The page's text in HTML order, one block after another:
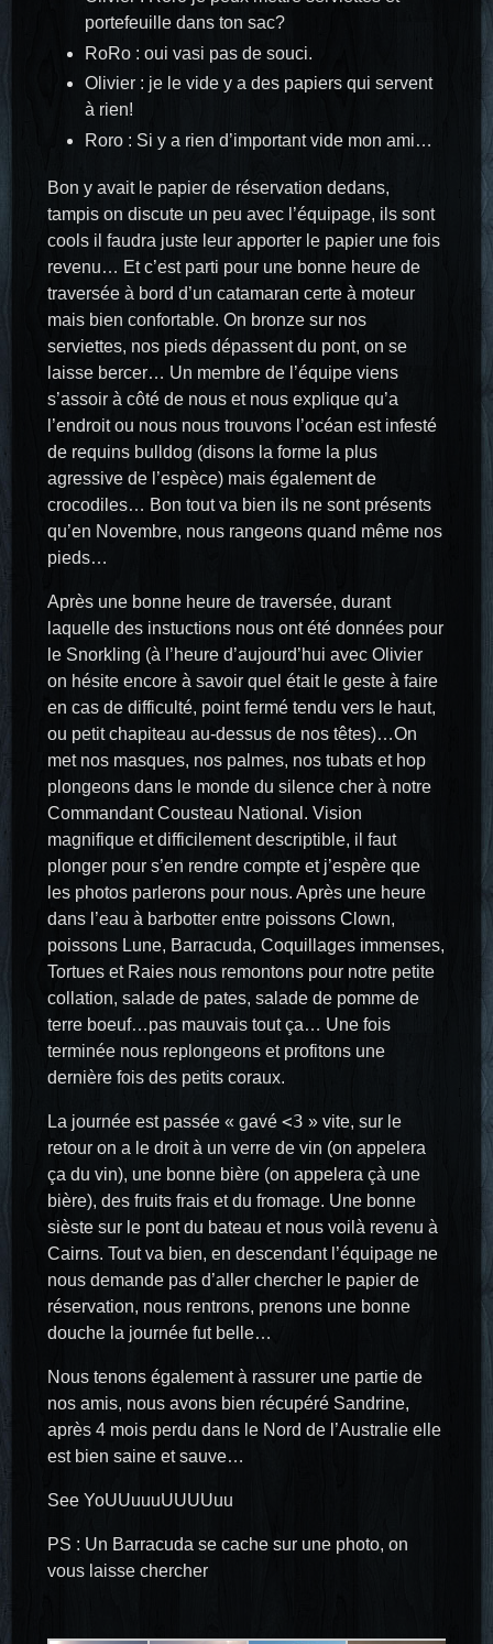
portefeuille dans ton sac?
RoRo : oui vasi pas de souci.
Olivier : je le vide y a des papiers qui servent
à rien!
Roro : Si y a rien d’important vide mon ami…
Bon y avait le papier de réservation dedans,
tampis on discute un peu avec l’équipage, ils sont
cools il faudra juste leur apporter le papier une fois
revenu… Et c’est parti pour une bonne heure de
traversée à bord d’un catamaran certe à moteur
mais bien confortable. On bronze sur nos
serviettes, nos pieds dépassent du pont, on se
laisse bercer… Un membre de l’équipe viens
s’assoir à côté de nous et nous explique qu’a
l’endroit ou nous nous trouvons l’océan est infesté
de requins bulldog (disons la forme la plus
agressive de l’espèce) mais également de
crocodiles… Bon tout va bien ils ne sont présents
qu’en Novembre, nous rangeons quand même nos
pieds…
Après une bonne heure de traversée, durant
laquelle des instuctions nous ont été données pour
le Snorkling (à l’heure d’aujourd’hui avec Olivier
on hésite encore à savoir quel était le geste à faire
en cas de difficulté, point fermé tendu vers le haut,
ou petit chapiteau au-dessus de nos têtes)…On
met nos masques, nos palmes, nos tubats et hop
plongeons dans le monde du silence cher à notre
Commandant Cousteau National. Vision
magnifique et difficilement descriptible, il faut
plonger pour s’en rendre compte et j’espère que
les photos parlerons pour nous. Après une heure
dans l’eau à barbotter entre poissons Clown,
poissons Lune, Barracuda, Coquillages immenses,
Tortues et Raies nous remontons pour notre petite
collation, salade de pates, salade de pomme de
terre boeuf…pas mauvais tout ça… Une fois
terminée nous replongeons et profitons une
dernière fois des petits coraux.
La journée est passée « gavé<3 » vite, sur le
retour on a le droit à un verre de vin (on appelera
ça du vin), une bonne bière (on appelera çà une
bière), des fruits frais et du fromage. Une bonne
sièste sur le pont du bateau et nous voilà revenu à
Cairns. Tout va bien, en descendant l’équipage ne
nous demande pas d’aller chercher le papier de
réservation, nous rentrons, prenons une bonne
douche la journée fut belle…
Nous tenons également à rassurer une partie de
nos amis, nous avons bien récupéré Sandrine,
après 4 mois perdu dans le Nord de l’Australie elle
est bien saine et sauve…
See YoUUuuuUUUUuu
PS : Un Barracuda se cache sur une photo, on
vous laisse chercher